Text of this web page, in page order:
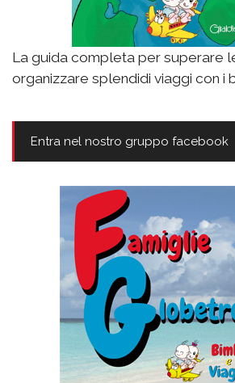
La guida completa per superare
organizzare splendidi viaggi con i
Entra nel nostro gruppo facebook